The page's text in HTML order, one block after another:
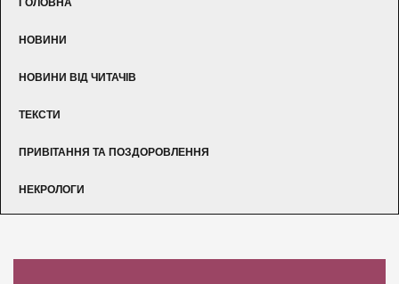
НОВИНИ
НОВИНИ ВІД ЧИТАЧІВ
ТЕКСТИ
ПРИВІТАННЯ ТА ПОЗДОРОВЛЕННЯ
НЕКРОЛОГИ